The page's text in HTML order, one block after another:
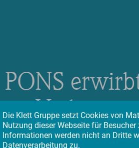
PONS
Die Klett Gruppe setzt Cookies von
Nutzung dieser Webseite für
Informationen werden nicht an Dritte
Datenverarbeitung zu.